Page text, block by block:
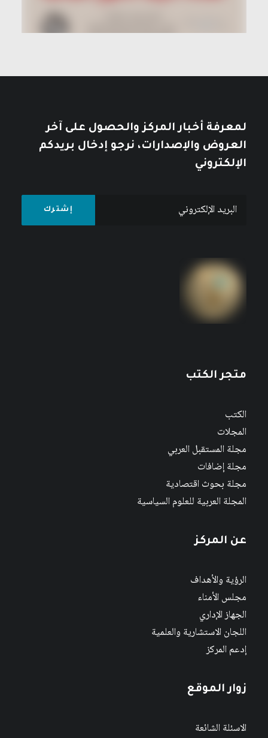
لمعرفة أخبار المركز والحصول على آخر
العروض والإصدارات، نرجو إدخال بريدكم
الإلكتروني
متجر الكتب
الكتب
المجلات
مجلة المستقبل العربي
مجلة إضافات
مجلة بحوث اقتصادية
المجلة العربية للعلوم السياسية
عن المركز
الرؤية والأهداف
مجلس الأمناء
الجهاز الإداري
اللجان الاستشارية والعلمية
إدعم المركز
زوار الموقع
الاسئلة الشائعة